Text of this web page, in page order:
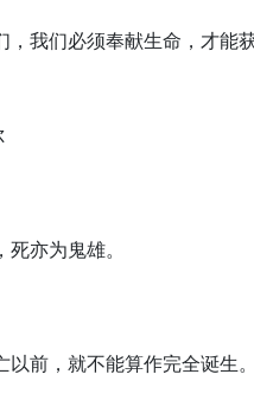
，我们必须奉献生命，才能
亦为鬼雄。
前，就不能算作完全诞生。